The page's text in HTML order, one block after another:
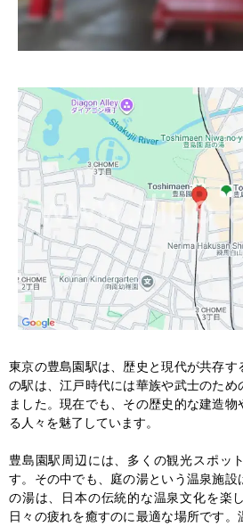
東京の豊島園駅は、歴史と現代が共存す
の駅は、江戸時代には華族や武士のた
ました。現在でも、その歴史的な建造
る人々を魅了しています。
豊島園駅周辺には、多くの観光スポッ
す。その中でも、庭の湯という温泉施設
の湯は、日本の伝統的な温泉文化を楽
日々の疲れを癒すのに最適な場所です